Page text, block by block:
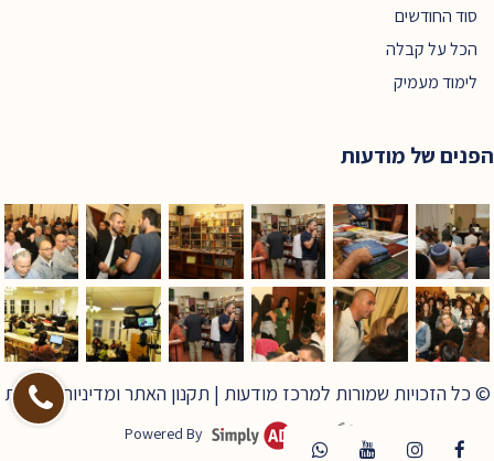
סוד החודשים
הכל על קבלה
לימוד מעמיק
הפנים של מודעות
© כל הזכויות שמורות למרכז מודעות | תקנון האתר ומדיניות פרטיות
Powered By